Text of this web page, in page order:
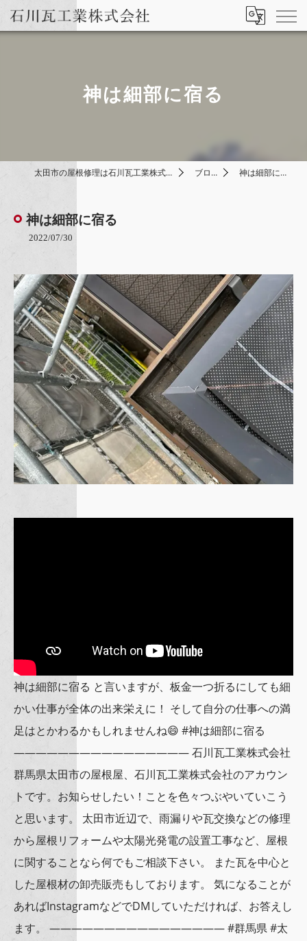
神は細部に宿る
太田市の屋根修理は石川瓦工業株式会社 ブログ 神は細部に宿る
神は細部に宿る
2022/07/30
神は細部に宿る と言いますが、板金一つ折るにしても細
かい仕事が全体の出来栄えに！ そして自分の仕事への満
足はとかわるかもしれませんね😄 #神は細部に宿る
———————————————— 石川瓦工業株式会社
群馬県太田市の屋根屋、石川瓦工業株式会社のアカウン
トです。お知らせしたい！ことを色々つぶやいていこう
と思います。 太田市近辺で、雨漏りや瓦交換などの修理
から屋根リフォームや太陽光発電の設置工事など、屋根
に関することなら何でもご相談下さい。 また瓦を中心と
した屋根材の卸売販売もしております。 気になることが
あればInstagramなどでDMしていただければ、お答えし
ます。 ———————————————— #群馬県 #太